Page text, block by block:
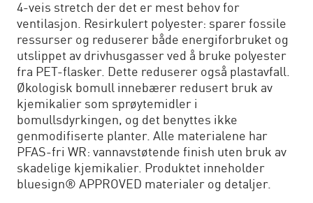
4-veis stretch der det er mest behov for
ventilasjon. Resirkulert polyester: sparer fossile
ressurser og reduserer både energiforbruket og
utslippet av drivhusgasser ved å bruke polyester
fra PET-flasker. Dette reduserer også plastavfall.
Økologisk bomull innebærer redusert bruk av
kjemikalier som sprøytemidler i
bomullsdyrkingen, og det benyttes ikke
genmodifiserte planter. Alle materialene har
PFAS-fri WR: vannavstøtende finish uten bruk av
skadelige kjemikalier. Produktet inneholder
bluesign® APPROVED materialer og detaljer.